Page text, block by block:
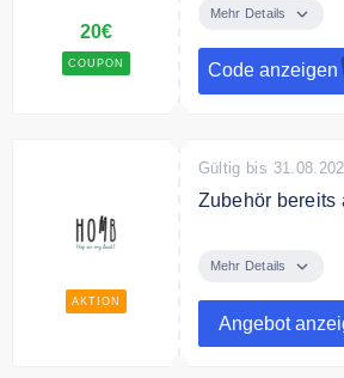
20€
COUPON
Deinen Einkauf.
Mehr Details
Code anzeigen
AKTION
Gültig bis
Zubehör bereits
bereits ab 6,90€.
Mehr Details
Angebot